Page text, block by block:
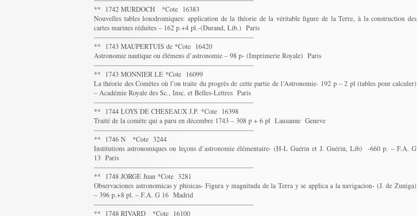
** 1742 MURDOCH *Cote 16383
Nouvelles tables loxodromiques: application de la théorie de la véritable figure de la Terre, à la construction des
cartes marines réduites – 162 p.+4 pl.-(Durand, Lib.) Paris
———————————————————————-
** 1743 MAUPERTUIS de *Cote 16420
Astronomie nautique ou élémens d’astronomie – 98 p- (Imprimerie Royale) Paris
———————————————————————-
** 1743 MONNIER LE *Cote 16099
La théorie des Comètes où l’on traite du progrès de cette partie de l’Astronomie- 192 p – 2 pl (tables pour calculer)
– Académie Royale des Sc., Insc. et Belles-Lettres Paris
———————————————————————-
** 1744 LOYS DE CHESEAUX J.P. *Cote 16398
Traité de la comète qui a paru en décembre 1743 – 308 p + 6 pl Lausanne Geneve
———————————————————————-
** 1746 N *Cote 3244
Institutions astronomiques ou leçons d’astronomie élémentaire- (H-L Guérin et J. Guérin, Lib) -660 p. – F.A. G
13 Paris
———————————————————————-
** 1748 JORGE Juan *Cote 3281
Observaciones astronomicas y phisicas- Figura y magnituda de la Terra y se applica a la navigacion- (J. de Zuniga)
– 396 p.+8 pl. – F.A. G 16 Madrid
———————————————————————-
** 1748 RIVARD *Cote 16100